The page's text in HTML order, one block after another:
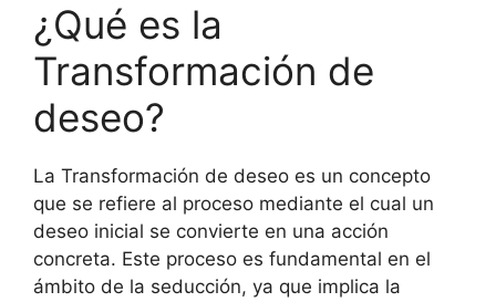
¿Qué es la
Transformación de
deseo?
La Transformación de deseo es un concepto
que se refiere al proceso mediante el cual un
deseo inicial se convierte en una acción
concreta. Este proceso es fundamental en el
ámbito de la seducción, ya que implica la